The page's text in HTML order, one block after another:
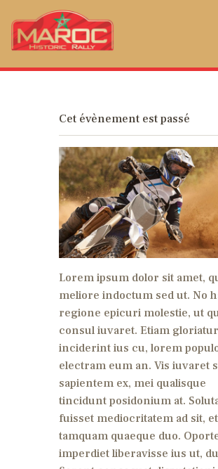
MAROC HISTORIC
marocaine ! Open to FIA pre 1985 2WD rally cars,
edition) is a revival of the legendary rally of
ENTER NOW
COURSE MAPS
RACE PACK
RÉSULTATS
AM I REGISTERED?
Cet évènement est passé
Lorem ipsum dolor sit amet,
meliore indoctum sed ut. No
regione epicuri molestie, ut
consul iuvaret. Etiam gloriatur
inciderint ius cu, lorem
electram eum an. Vis iuvaret
sapientem ex, mei qualisque
tincidunt posidonium at.
fuisset mediocritatem ad sit,
tamquam quaeque duo.
imperdiet liberavisse ius ut,